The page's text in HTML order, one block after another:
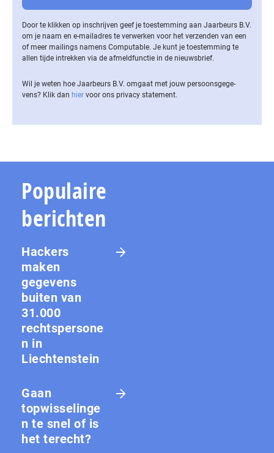
Door te klikken op inschrijven geef je toestemming aan Jaarbeurs B.V.
om je naam en e-mailadres te verwerken voor het verzenden van een
of meer mailings namens Computable. Je kunt je toestemming te
allen tijde intrekken via de af­meld­func­tie in de nieuwsbrief.
Wil je weten hoe Jaarbeurs B.V. omgaat met jouw per­soons­ge­ge­
vens? Klik dan hier voor ons privacy statement.
Populaire
berichten
Hackers
maken
gegevens
buiten van
31.000
rechtspersone
n in
Liechtenstein
Gaan
topwisselinge
n te snel of is
het terecht?